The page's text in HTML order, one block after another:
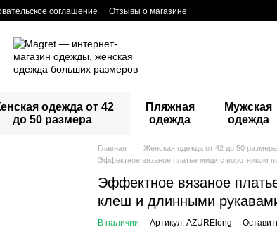
соглашение Отзывы о магазине
одежда от 42
до 50 размера
Пляжная
одежда
Мужская
одежда
Главная Женская одежда от 42 до 50 размера
Эффектное вязаное платье миди с воротником
Эффектное вязаное
клеш и длинными
В наличии Артикул: AZURElong